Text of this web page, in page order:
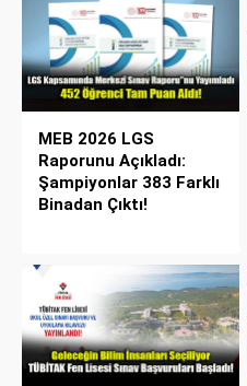
MEB 2026 LGS
Raporunu Açıkladı:
Şampiyonlar 383 Farklı
Binadan Çıktı!